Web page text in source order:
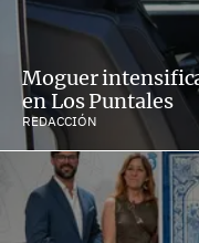
Moguer
en Los Puntales
REDACCIÓN